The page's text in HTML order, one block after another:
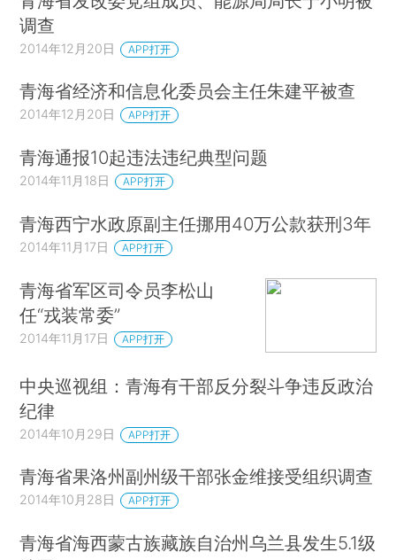
调查
2014年12月20日 APP打开
青海省经济和信息化委员会主任朱建平被查
2014年12月20日 APP打开
青海通报10起违法违纪典型问题
2014年11月18日 APP打开
青海西宁水政原副主任挪用40万公款获刑3年
2014年11月17日 APP打开
青海省军区司令员李松山
任“戎装常委”
2014年11月17日 APP打开
中央巡视组：青海有干部反分裂斗争违反政治
纪律
2014年10月29日 APP打开
青海省果洛州副州级干部张金维接受组织调查
2014年10月28日 APP打开
青海省海西蒙古族藏族自治州乌兰县发生5.1级